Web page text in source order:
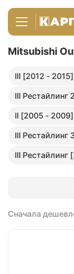
Mitsubishi
III [2012 - 2015]
III Рестайлинг
II [2005 - 2009]
III Рестайлинг
III Рестайлинг
Сначала